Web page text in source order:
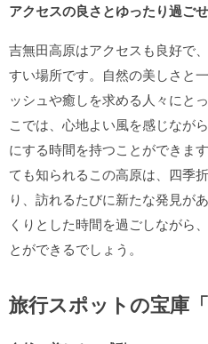
アクセスの良さとゆったり過ご
吉無田高原はアクセスも良好で
すい場所です。自然の美しさと
ッシュや癒しを求める人々にと
こでは、心地よい風を感じなが
にする時間を持つことができま
ても知られるこの高原は、四季
り、訪れるたびに新たな発見が
くりとした時間を過ごしながら
とができるでしょう。
旅行スポットの宝庫